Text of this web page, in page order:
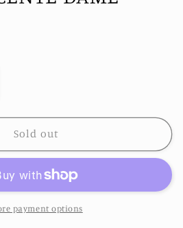
Sold out
payment options